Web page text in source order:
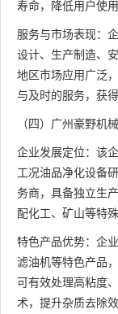
寿命，降低用户使
服务与市场表现：
设计、生产制造、
地区市场应用广泛
与及时的服务，获
（四）广州豪野机
企业发展定位：该
工况油品净化设备
务商，具备独立生
配化工、矿山等特
特色产品优势：企
滤油机等特色产品
可有效处理高粘度
术，提升杂质去除